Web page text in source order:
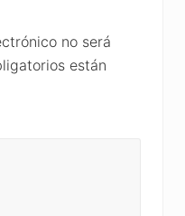
no será
están